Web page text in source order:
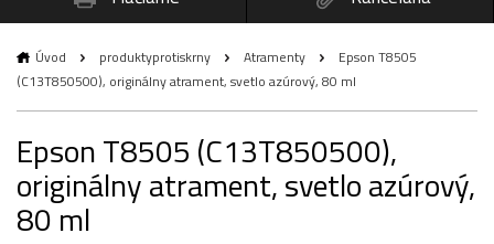
Úvod produktyprotiskrny Atramenty
Epson T8505
(C13T850500), originálny atrament, svetlo azúrový, 80 ml
Epson T8505 (C13T850500),
originálny atrament, svetlo azúrový,
80 ml